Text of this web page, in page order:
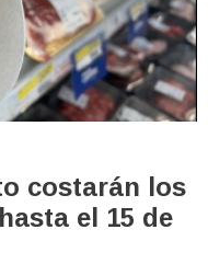
costarán los
el 15 de